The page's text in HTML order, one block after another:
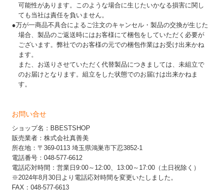
可能性があります。このような場合に生じたいかなる損害に関し
ても当社は責任を負いません。
●万が一商品不具合によるご注文のキャンセル・製品の交換が生じた
場合、製品のご返送時にはお客様にて梱包をしていただく必要が
ございます。弊社でのお客様の元での梱包作業はお受け出来かね
ます。
また、お送りさせていただく代替製品につきましては、未組立で
のお届けとなります。組立をした状態でのお届けは出来かねま
す。
お問い合せ
ショップ名：BBESTSHOP
販売業者：株式会社真善美
所在地：〒369-0113 埼玉県鴻巣市下忍3852-1
電話番号：048-577-6612
電話応対時間：営業日9:00～12:00、13:00～17:00（土日祝除く）
※2024年8月30日より電話応対時間を変更いたしました。
FAX：048-577-6613